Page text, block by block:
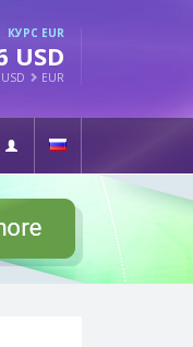
КУРС EUR
USD
USD EUR